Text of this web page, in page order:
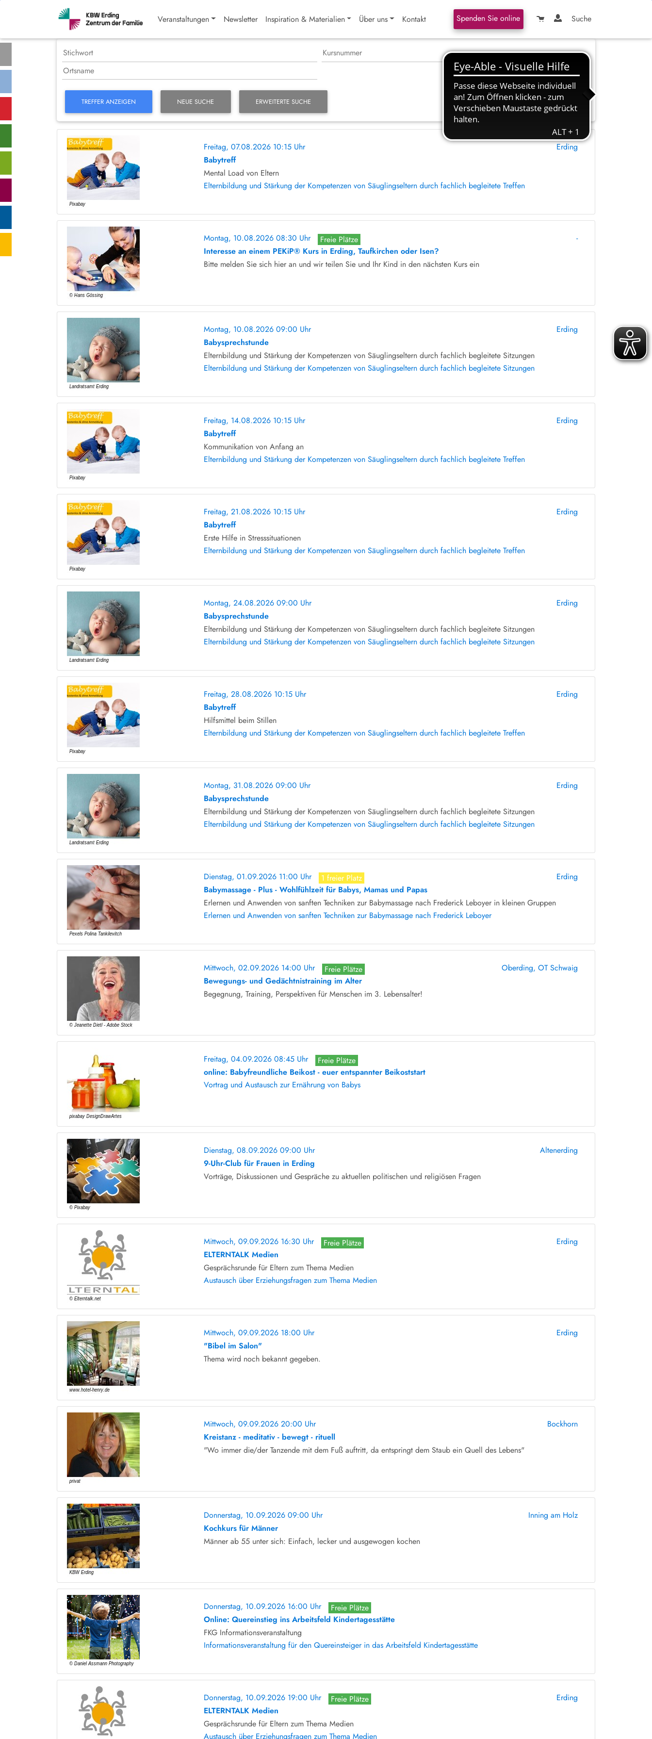
Veranstaltungen Newsletter Inspiration & Materialien Über uns Kontakt Spenden Sie online Suche
TREFFER ANZEIGEN NEUE SUCHE ERWEITERTE SUCHE
Freitag, 07.08.2026 10:15 Uhr
Erding
Babytreff
Mental Load von Eltern
Elternbildung und Stärkung der Kompetenzen von Säuglingseltern durch fachlich begleitete Treffen
Montag, 10.08.2026 08:30 Uhr Freie Plätze
-
Interesse an einem PEKiP® Kurs in Erding, Taufkirchen oder Isen?
Bitte melden Sie sich hier an und wir teilen Sie und Ihr Kind in den nächsten Kurs ein
Montag, 10.08.2026 09:00 Uhr
Erding
Babysprechstunde
Elternbildung und Stärkung der Kompetenzen von Säuglingseltern durch fachlich begleitete Sitzungen
Elternbildung und Stärkung der Kompetenzen von Säuglingseltern durch fachlich begleitete Sitzungen
Freitag, 14.08.2026 10:15 Uhr
Erding
Babytreff
Kommunikation von Anfang an
Elternbildung und Stärkung der Kompetenzen von Säuglingseltern durch fachlich begleitete Treffen
Freitag, 21.08.2026 10:15 Uhr
Erding
Babytreff
Erste Hilfe in Stresssituationen
Elternbildung und Stärkung der Kompetenzen von Säuglingseltern durch fachlich begleitete Treffen
Montag, 24.08.2026 09:00 Uhr
Erding
Babysprechstunde
Elternbildung und Stärkung der Kompetenzen von Säuglingseltern durch fachlich begleitete Sitzungen
Elternbildung und Stärkung der Kompetenzen von Säuglingseltern durch fachlich begleitete Sitzungen
Freitag, 28.08.2026 10:15 Uhr
Erding
Babytreff
Hilfsmittel beim Stillen
Elternbildung und Stärkung der Kompetenzen von Säuglingseltern durch fachlich begleitete Treffen
Montag, 31.08.2026 09:00 Uhr
Erding
Babysprechstunde
Elternbildung und Stärkung der Kompetenzen von Säuglingseltern durch fachlich begleitete Sitzungen
Elternbildung und Stärkung der Kompetenzen von Säuglingseltern durch fachlich begleitete Sitzungen
Dienstag, 01.09.2026 11:00 Uhr 1 freier Platz
Erding
Babymassage - Plus - Wohlfühlzeit für Babys, Mamas und Papas
Erlernen und Anwenden von sanften Techniken zur Babymassage nach Frederick Leboyer in kleinen Gruppen
Erlernen und Anwenden von sanften Techniken zur Babymassage nach Frederick Leboyer
Mittwoch, 02.09.2026 14:00 Uhr Freie Plätze
Oberding, OT Schwaig
Bewegungs- und Gedächtnistraining im Alter
Begegnung, Training, Perspektiven für Menschen im 3. Lebensalter!
Freitag, 04.09.2026 08:45 Uhr
Freie Plätze
online: Babyfreundliche Beikost - euer entspannter Beikoststart
Vortrag und Austausch zur Ernährung von Babys
Dienstag, 08.09.2026 09:00 Uhr
Altenerding
9-Uhr-Club für Frauen in Erding
Vorträge, Diskussionen und Gespräche zu aktuellen politischen und religiösen Fragen
Mittwoch, 09.09.2026 16:30 Uhr Freie Plätze
Erding
ELTERNTALK Medien
Gesprächsrunde für Eltern zum Thema Medien
Austausch über Erziehungsfragen zum Thema Medien
Mittwoch, 09.09.2026 18:00 Uhr
Erding
"Bibel im Salon"
Thema wird noch bekannt gegeben.
Mittwoch, 09.09.2026 20:00 Uhr
Bockhorn
Kreistanz - meditativ - bewegt - rituell
"Wo immer die/der Tanzende mit dem Fuß auftritt, da entspringt dem Staub ein Quell des Lebens"
Donnerstag, 10.09.2026 09:00 Uhr
Inning am Holz
Kochkurs für Männer
Männer ab 55 unter sich: Einfach, lecker und ausgewogen kochen
Donnerstag, 10.09.2026 16:00 Uhr
Freie Plätze
Online: Quereinstieg ins Arbeitsfeld Kindertagesstätte
FKG Informationsveranstaltung
Informationsveranstaltung für den Quereinsteiger in das Arbeitsfeld Kindertagesstätte
Donnerstag, 10.09.2026 19:00 Uhr Freie Plätze
Erding
ELTERNTALK Medien
Gesprächsrunde für Eltern zum Thema Medien
Austausch über Erziehungsfragen zum Thema Medien